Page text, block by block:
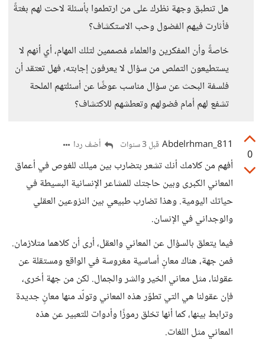
هل تنطبق وجهة نظرك على من ارتطموا بأسئلة لاحت لهم بغتةً
فأثارت فيهم الفضول وحب الاستكشاف؟
خاصةً وأن المفكرين والعلماء مُصممين لتلك المهام، أي أنهم لا
يستطيعون التملص من سؤال لا يعرفون إجابته، فهل تعتقد أن
فلسفة البحث عن سؤال مناسب عوضًا عن أسئلتهم الملحة
تشفع لهم أمام فضولهم وتعطشهم للاكتشاف؟
0
Abdelrhman_811 قبل 3 سنوات أضف ردا
أفهم من كلامك أنك تشعر بتضارب بين ميلك للغوص في أعماق
المعاني الكبرى وبين حاجتك للمشاعر الإنسانية البسيطة في
حياتك اليومية. وهذا تضارب طبيعي بين النزوعين العقلي
والوجداني في الإنسان.
فيما يتعلق بالسؤال عن المعاني والعقل، أرى أن كلاهما متلازمان.
فمن جهة، هناك معانٍ أساسية مغروسة في الواقع ومستقلة عن
عقولنا، مثل معاني الخير والشر والجمال. لكن من جهة أخرى،
فإن عقولنا هي التي تطوّر هذه المعاني وتولّد منها معانٍ جديدة
وترابط بينها، كما أنها تخلق رموزًا وأدوات للتعبير عن هذه
المعاني مثل اللغات.